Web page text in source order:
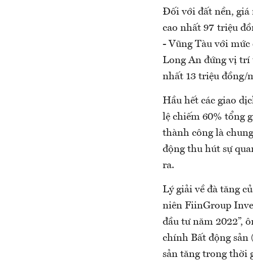
Đối với đất nền, giá
cao nhất 97 triệu
- Vũng Tàu với
Long An đứng vị trí
nhất 13 triệu đồng/
Hầu hết các giao
lệ chiếm 60% tổng
thành công là
động thu hút sự
ra.
Lý giải về đà tăng
niên FiinGroup
đầu tư năm 2022”,
chính Bất động sản
sản tăng trong thời